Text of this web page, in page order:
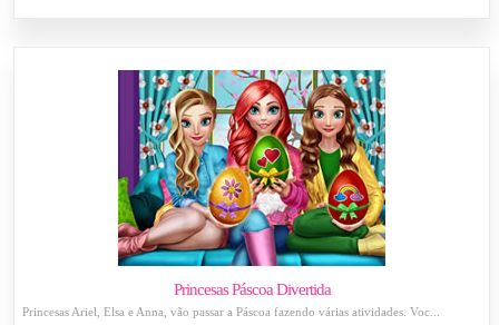
Princesas Páscoa Divertida
Princesas Ariel, Elsa e Anna, vão passar a Páscoa fazendo várias atividades. Voc...